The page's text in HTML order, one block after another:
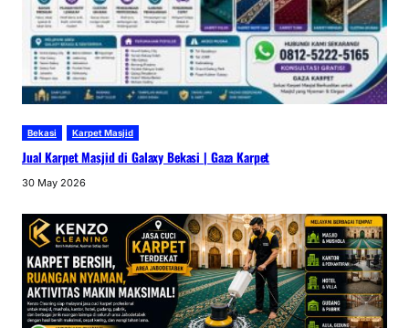
Bekasi Karpet Masjid
Jual Karpet Masjid di Galaxy Bekasi | Gaza Karpet
30 May 2026